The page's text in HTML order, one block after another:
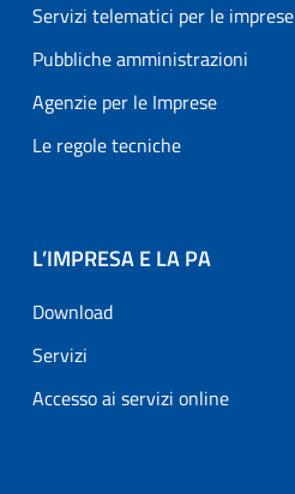
Servizi telematici per le imprese
Pubbliche amministrazioni
Agenzie per le Imprese
Le regole tecniche
L’IMPRESA E LA PA
Download
Servizi
Accesso ai servizi online